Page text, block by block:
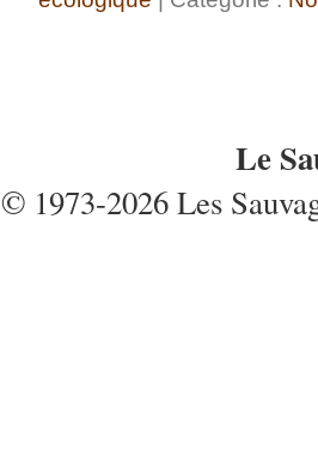
Le
© 1973-2026 Les